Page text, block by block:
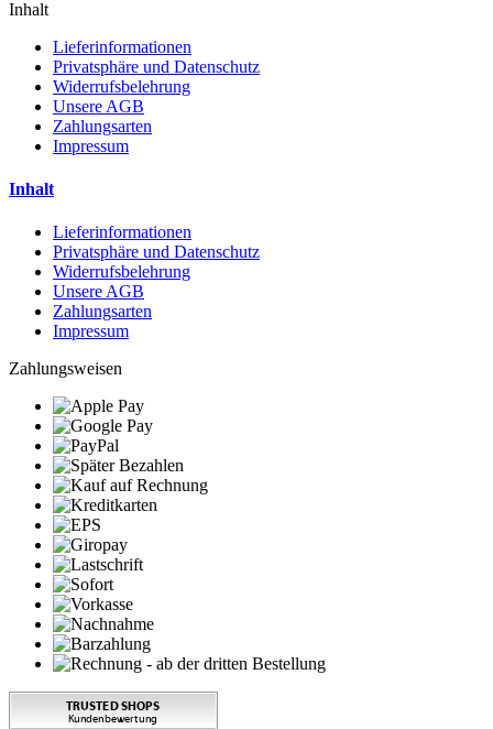
Inhalt
Lieferinformationen
Privatsphäre und Datenschutz
Widerrufsbelehrung
Unsere AGB
Zahlungsarten
Impressum
Inhalt
Lieferinformationen
Privatsphäre und Datenschutz
Widerrufsbelehrung
Unsere AGB
Zahlungsarten
Impressum
Zahlungsweisen